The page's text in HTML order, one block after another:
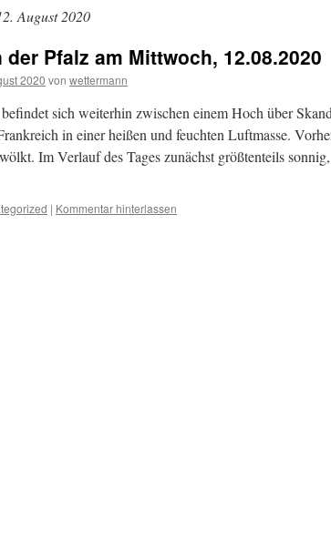
August 2020
der Pfalz am Mittwoch, 12.08.2020
2020 von wettermann
sich weiterhin zwischen einem Hoch über
in einer heißen und feuchten Luftmasse.
Im Verlauf des Tages zunächst größtenteils
| Kommentar hinterlassen